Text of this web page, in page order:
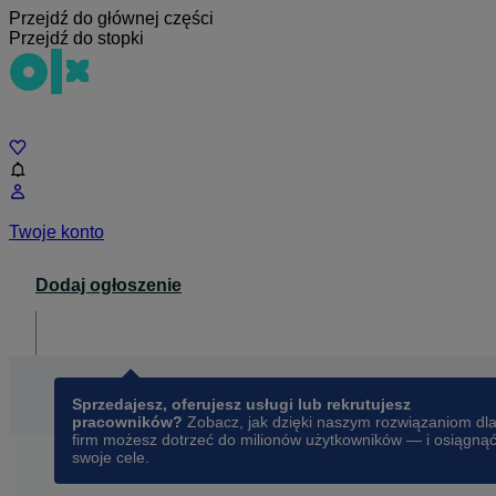
Przejdź do głównej części
Przejdź do stopki
Twoje konto
Dodaj ogłoszenie
Sprzedajesz, oferujesz usługi lub rekrutujesz
pracowników? Zobacz, jak dzięki naszym rozwiązaniom dla
firm możesz dotrzeć do milionów użytkowników — i osiągnąć
swoje cele.